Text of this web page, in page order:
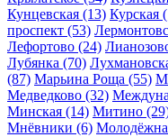
Кунцевская (13) Курская
проспект (53)
Лефортово (24)
Лубянка (70)
(87) Марьина Роща (55)
Медведково (32)
Минская (14) Митино
Мнёвники (6)